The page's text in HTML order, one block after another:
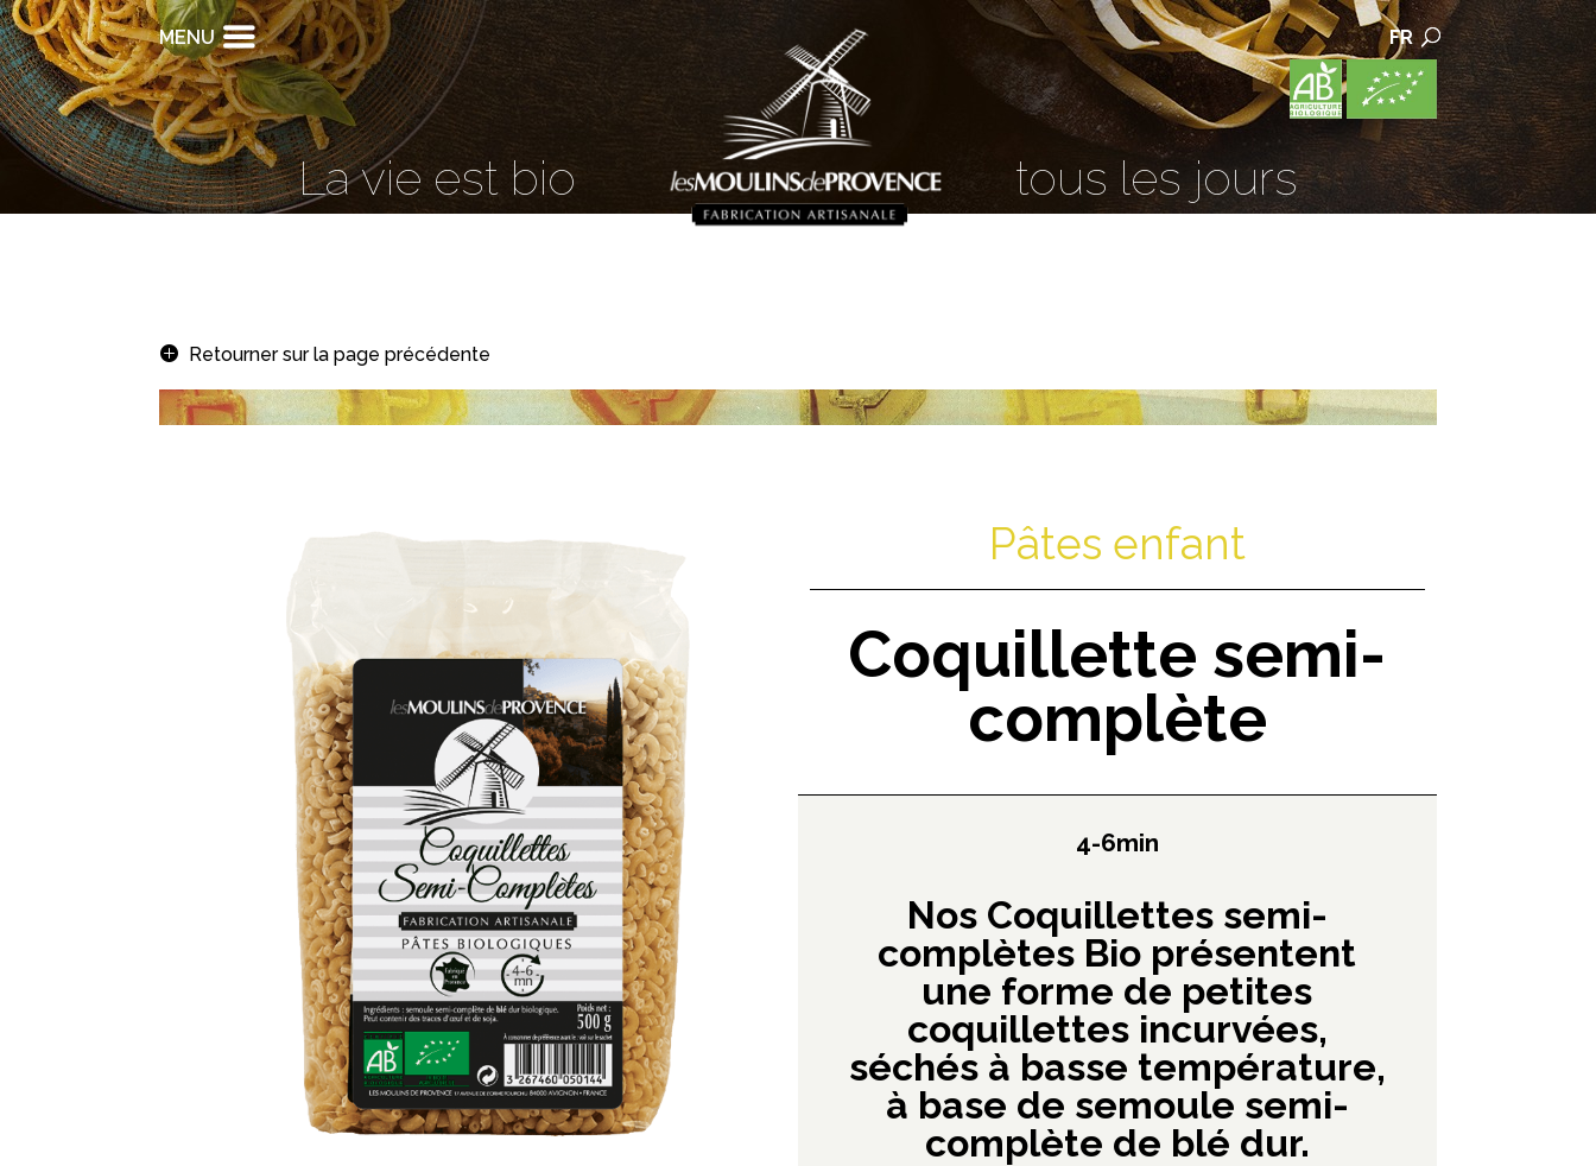
MENU FR
La vie est bio tous les jours
Retourner sur la page précédente
Pâtes enfant
Coquillette semi-
complète
4-6min
Nos Coquillettes semi-
complètes Bio présentent
une forme de petites
coquillettes incurvées,
séchés à basse température,
à base de semoule semi-
complète de blé dur.